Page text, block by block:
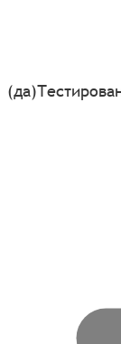
(да)